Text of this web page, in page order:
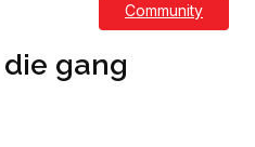
Community
gang